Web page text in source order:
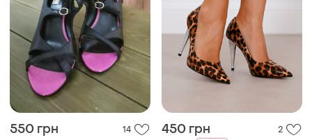
550 грн 14 450 грн 2